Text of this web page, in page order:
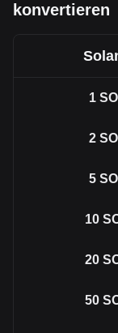
konvertieren
1
2
5
10
20
50